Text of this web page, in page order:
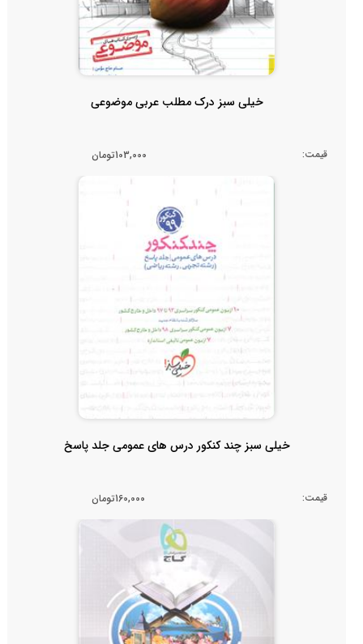
خیلی سبز درک مطلب عربی موضوعی
قیمت: 103,000تومان
خیلی سبز چند کنکور درس های عمومی جلد پاسخ
قیمت: 160,000تومان